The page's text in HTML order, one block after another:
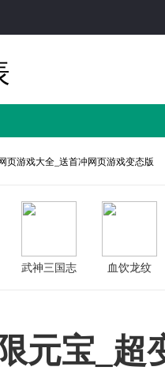
页游戏大全_送首冲网页游戏变态版
武神三国志 血饮龙纹
元宝_超